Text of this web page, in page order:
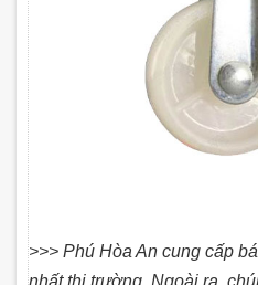
>>> Phú Hòa An cung cấp
nhất thị trường. Ngoài ra,